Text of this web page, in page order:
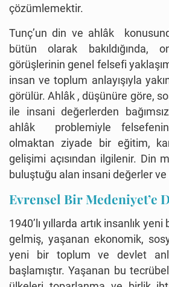
çözümlemektir.
Tunç’un din ve ahlâk
bütün olarak bakıldığında,
görüşlerinin genel felsefi
insan ve toplum anlayışıyla
görülür. Ahlâk , düşünüre göre,
ile insani değerlerden
ahlâk problemiyle
olmaktan ziyade bir eğitim,
gelişimi açısından ilgilenir. Din
buluştuğu alan insani değerler ve
Evrensel Bir Medeniyet’e
1940’lı yıllarda artık insanlık
gelmiş, yaşanan ekonomik,
yeni bir toplum ve devlet
başlamıştır. Yaşanan bu